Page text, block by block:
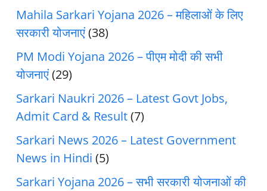
Mahila Sarkari Yojana 2026 – महिलाओं के लिए
सरकारी योजनाएं(38)
PM Modi Yojana 2026 – पीएम मोदी की सभी
योजनाएं(29)
Sarkari Naukri 2026 – Latest Govt Jobs,
Admit Card & Result(7)
Sarkari News 2026 – Latest Government
News in Hindi (5)
Sarkari Yojana 2026 – सभी सरकारी योजनाओं की